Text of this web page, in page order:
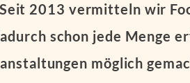
Seit 2013 vermitteln wir
schon jede Menge
möglich